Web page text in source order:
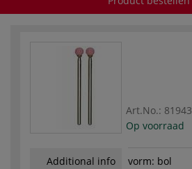
Art.No.: 81943
Op voorraad
Additional info
vorm: bol